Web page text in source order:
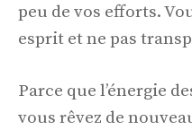
peu de vos efforts.
esprit et ne pas
Parce que l’énergie
vous rêvez de